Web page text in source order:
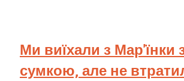
Ми виїхали з Мар'їнки
сумкою, але не